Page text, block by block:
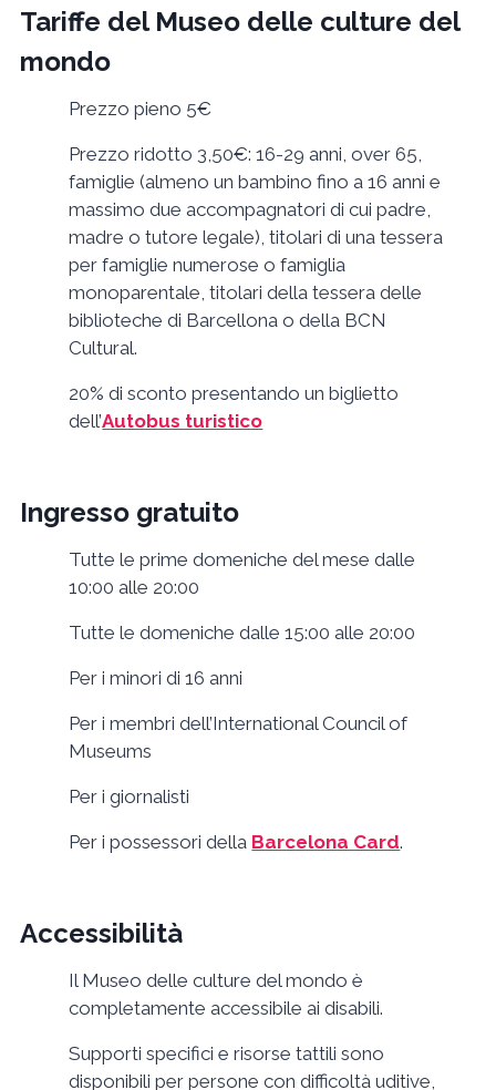
Tariffe del Museo delle culture del
mondo
Prezzo pieno 5€
Prezzo ridotto 3,50€: 16-29 anni, over 65,
famiglie (almeno un bambino fino a 16 anni e
massimo due accompagnatori di cui padre,
madre o tutore legale), titolari di una tessera
per famiglie numerose o famiglia
monoparentale, titolari della tessera delle
biblioteche di Barcellona o della BCN
Cultural.
20% di sconto presentando un biglietto
dell’Autobus turistico
Ingresso gratuito
Tutte le prime domeniche del mese dalle
10:00 alle 20:00
Tutte le domeniche dalle 15:00 alle 20:00
Per i minori di 16 anni
Per i membri dell’International Council of
Museums
Per i giornalisti
Per i possessori della Barcelona Card.
Accessibilità
Il Museo delle culture del mondo è
completamente accessibile ai disabili.
Supporti specifici e risorse tattili sono
disponibili per persone con difficoltà uditive,